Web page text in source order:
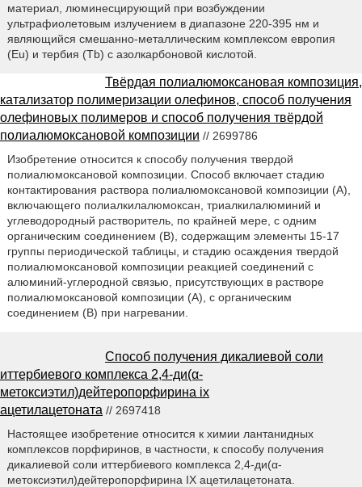
материал, люминесцирующий при возбуждении
ультрафиолетовым излучением в диапазоне 220-395 нм и
являющийся смешанно-металлическим комплексом европия
(Eu) и тербия (Tb) с азолкарбоновой кислотой.
Твёрдая полиалюмоксановая композиция,
катализатор полимеризации олефинов, способ получения
олефиновых полимеров и способ получения твёрдой
полиалюмоксановой композиции // 2699786
Изобретение относится к способу получения твердой
полиалюмоксановой композиции. Способ включает стадию
контактирования раствора полиалюмоксановой композиции (А),
включающего полиалкилалюмоксан, триалкилалюминий и
углеводородный растворитель, по крайней мере, с одним
органическим соединением (В), содержащим элементы 15-17
группы периодической таблицы, и стадию осаждения твердой
полиалюмоксановой композиции реакцией соединений с
алюминий-углеродной связью, присутствующих в растворе
полиалюмоксановой композиции (А), с органическим
соединением (В) при нагревании.
Способ получения дикалиевой соли
иттербиевого комплекса 2,4-ди(α-
метоксиэтил)дейтеропорфирина ix
ацетилацетоната // 2697418
Настоящее изобретение относится к химии лантанидных
комплексов порфиринов, в частности, к способу получения
дикалиевой соли иттербиевого комплекса 2,4-ди(α-
метоксиэтил)дейтеропорфирина IX ацетилацетоната.